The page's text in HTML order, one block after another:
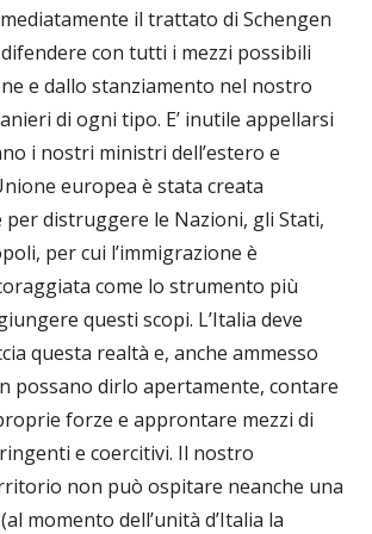
il trattato di Schengen
con tutti i mezzi possibili
e dallo stanziamento nel nostro
di ogni tipo. E’ inutile appellarsi
i nostri ministri dell’estero e
europea è stata creata
distruggere le Nazioni, gli Stati,
per cui l’immigrazione è
come lo strumento più
questi scopi. L’Italia deve
questa realtà e, anche ammesso
possano dirlo apertamente, contare
forze e approntare mezzi di
e coercitivi. Il nostro
non può ospitare neanche una
momento dell’unità d’Italia la